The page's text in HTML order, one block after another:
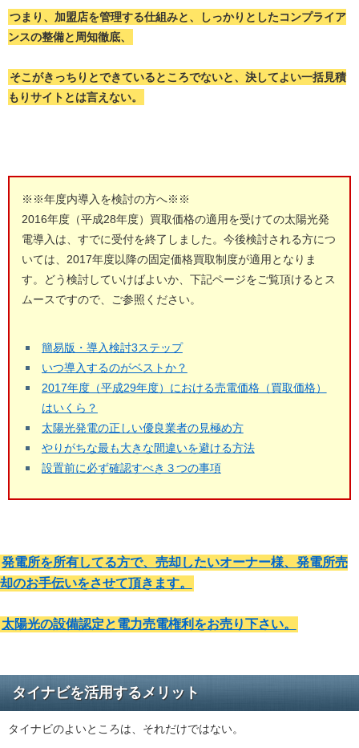
つまり、加盟店を管理する仕組みと、しっかりとしたコンプライア
ンスの整備と周知徹底、
そこがきっちりとできているところでないと、決してよい一括見積
もりサイトとは言えない。
※※年度内導入を検討の方へ※※
2016年度（平成28年度）買取価格の適用を受けての太陽光発
電導入は、すでに受付を終了しました。今後検討される方につ
いては、2017年度以降の固定価格買取制度が適用となりま
す。どう検討していけばよいか、下記ページをご覧頂けるとス
ムースですので、ご参照ください。
簡易版・導入検討3ステップ
いつ導入するのがベストか？
2017年度（平成29年度）における売電価格（買取価格）
はいくら？
太陽光発電の正しい優良業者の見極め方
やりがちな最も大きな間違いを避ける方法
設置前に必ず確認すべき３つの事項
発電所を所有してる方で、売却したいオーナー様、発電所売
却のお手伝いをさせて頂きます。
太陽光の設備認定と電力売電権利をお売り下さい。
タイナビを活用するメリット
タイナビのよいところは、それだけではない。